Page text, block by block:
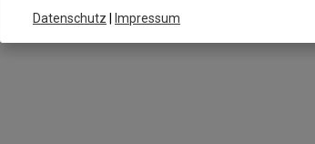
Datenschutz
Impressum